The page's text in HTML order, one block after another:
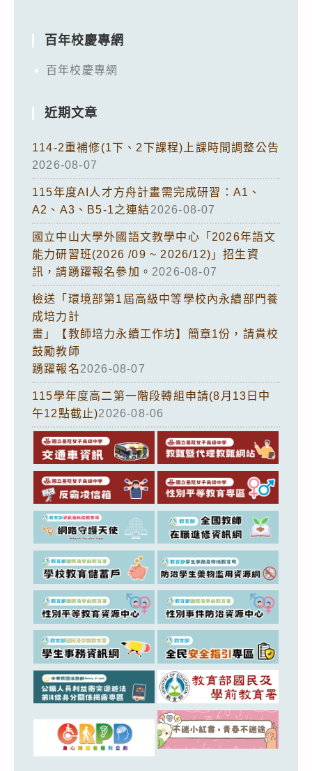
百年校慶專網
百年校慶專網
近期文章
114-2重補修(1下、2下課程)上課時間調整公告
2026-08-07
115年度AI人才方舟計畫需完成研習：A1、
A2、A3、B5-1之連結2026-08-07
國立中山大學外國語文教學中心「2026年語文
能力研習班(2026 /09 ~ 2026/12)」招生資
訊，請踴躍報名參加。 2026-08-07
檢送「環境部第1屆高級中等學校內永續部門養
成培力計
畫」【教師培力永續工作坊】簡章1份，請貴校
鼓勵教師
踴躍報名2026-08-07
115學年度高二第一階段轉組申請(8月13日中
午12點截止)2026-08-06